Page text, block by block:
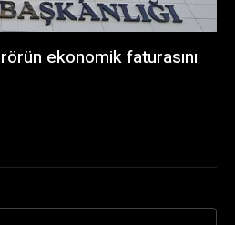
ekonomik faturasını